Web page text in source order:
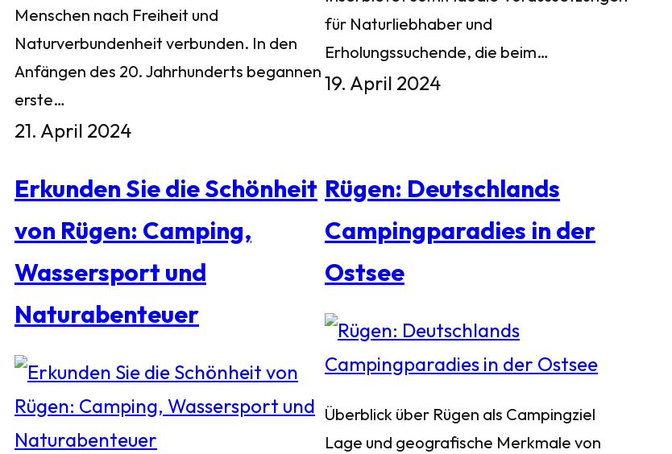
Menschen nach Freiheit und
Naturverbundenheit verbunden. In den
Anfängen des 20. Jahrhunderts begannen
erste…
21. April 2024
für Naturliebhaber und
Erholungssuchende, die beim…
19. April 2024
Erkunden Sie die Schönheit
von Rügen: Camping,
Wassersport und
Naturabenteuer
Rügen: Deutschlands
Campingparadies in der
Ostsee
Überblick über Rügen als Campingziel
Lage und geografische Merkmale von